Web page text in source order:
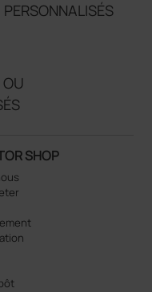
PERSONNALISÉS
SHOP